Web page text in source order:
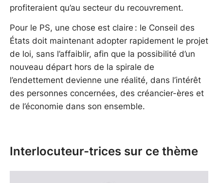
profiteraient qu’au secteur du recouvrement.
Pour le PS, une chose est claire : le Conseil des
États doit maintenant adopter rapidement le projet
de loi, sans l’affaiblir, afin que la possibilité d’un
nouveau départ hors de la spirale de
l’endettement devienne une réalité, dans l’intérêt
des personnes concernées, des créancier-ères et
de l’économie dans son ensemble.
Interlocuteur-trices sur ce thème